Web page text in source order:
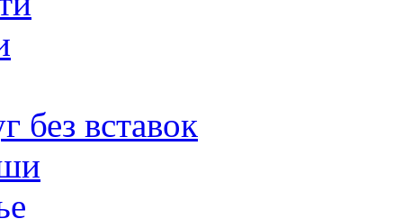
без вставок